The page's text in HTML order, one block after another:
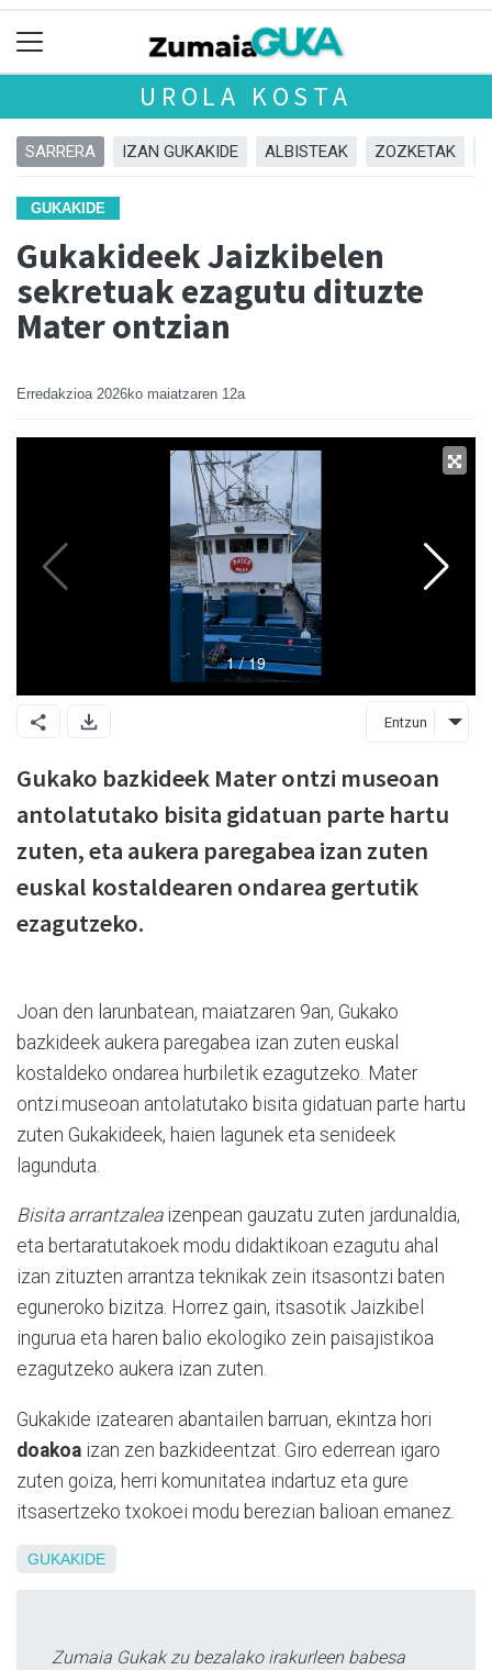
UROLA KOSTA
SARRERA IZAN GUKAKIDE ALBISTEAK ZOZKETAK
GUKAKIDE
Gukakideek Jaizkibelen
sekretuak ezagutu dituzte
Mater ontzian
Erredakzioa 2026ko maiatzaren 12a
Entzun
Gukako bazkideek Mater ontzi museoan
antolatutako bisita gidatuan parte hartu
zuten, eta aukera paregabea izan zuten
euskal kostaldearen ondarea gertutik
ezagutzeko.
Joan den larunbatean, maiatzaren 9an, Gukako
bazkideek aukera paregabea izan zuten euskal
kostaldeko ondarea hurbiletik ezagutzeko. Mater
ontzi.museoan antolatutako bisita gidatuan parte hartu
zuten Gukakideek, haien lagunek eta senideek
lagunduta.
Bisita arrantzalea izenpean gauzatu zuten jardunaldia,
eta bertaratutakoek modu didaktikoan ezagutu ahal
izan zituzten arrantza teknikak zein itsasontzi baten
eguneroko bizitza. Horrez gain, itsasotik Jaizkibel
ingurua eta haren balio ekologiko zein paisajistikoa
ezagutzeko aukera izan zuten.
Gukakide izatearen abantailen barruan, ekintza hori
doakoa izan zen bazkideentzat. Giro ederrean igaro
zuten goiza, herri komunitatea indartuz eta gure
itsasertzeko txokoei modu berezian balioan emanez.
GUKAKIDE
Zumaia Gukak zu bezalako irakurleen babesa